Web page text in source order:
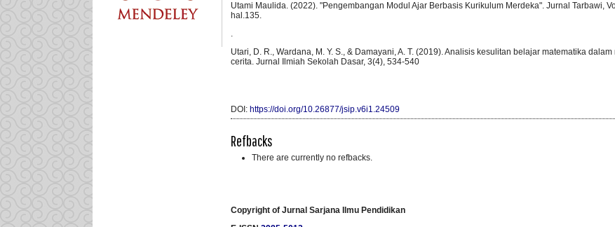
Utami Maulida. (2022). "Pengembangan Modul Ajar Berbasis Kurikulum Merdeka". Jurnal Tarbawi,
hal.135.
.
Utari, D. R., Wardana, M. Y. S., & Damayani, A. T. (2019). Analisis kesulitan belajar matematika
cerita. Jurnal Ilmiah Sekolah Dasar, 3(4), 534-540
DOI: https://doi.org/10.26877/jsip.v6i1.24509
Refbacks
There are currently no refbacks.
Copyright of Jurnal Sarjana Ilmu Pendidikan